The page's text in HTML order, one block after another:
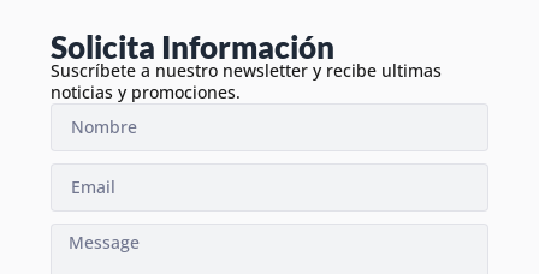
Solicita Información
Suscríbete a nuestro newsletter y recibe ultimas
noticias y promociones.